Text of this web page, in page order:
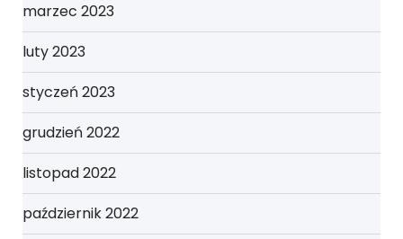
marzec 2023
luty 2023
styczeń 2023
grudzień 2022
listopad 2022
październik 2022